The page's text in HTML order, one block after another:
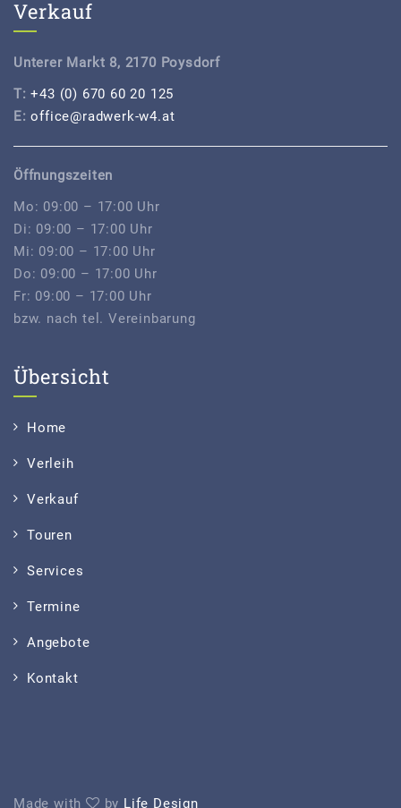
Verkauf
Unterer Markt 8, 2170 Poysdorf
T: +43 (0) 670 60 20 125
E: office@radwerk-w4.at
Öffnungszeiten
Mo: 09:00 – 17:00 Uhr
Di: 09:00 – 17:00 Uhr
Mi: 09:00 – 17:00 Uhr
Do: 09:00 – 17:00 Uhr
Fr: 09:00 – 17:00 Uhr
bzw. nach tel. Vereinbarung
Übersicht
Home
Verleih
Verkauf
Touren
Services
Termine
Angebote
Kontakt
Made with by Life Design